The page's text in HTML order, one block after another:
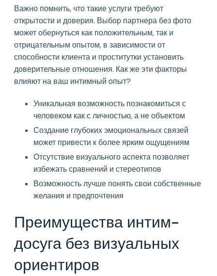
Важно помнить, что такие услуги требуют
открытости и доверия. Выбор партнера без фото
может обернуться как положительным, так и
отрицательным опытом, в зависимости от
способности клиента и проститутки установить
доверительные отношения. Как же эти факторы
влияют на ваш интимный опыт?
Уникальная возможность познакомиться с
человеком как с личностью, а не объектом
Создание глубоких эмоциональных связей
может привести к более ярким ощущениям
Отсутствие визуального аспекта позволяет
избежать сравнений и стереотипов
Возможность лучше понять свои собственные
желания и предпочтения
Преимущества интим-
досуга без визуальных
ориентиров